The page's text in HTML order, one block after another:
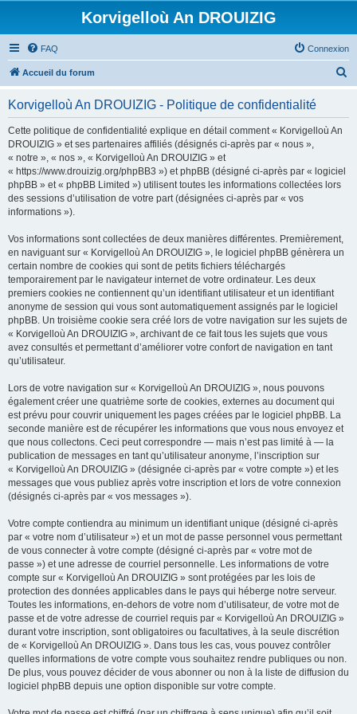
Korvigelloù An DROUIZIG
FAQ Connexion
Accueil du forum
Korvigelloù An DROUIZIG - Politique de confidentialité
Cette politique de confidentialité explique en détail comment « Korvigelloù An
DROUIZIG » et ses partenaires affiliés (désignés ci-après par « nous »,
« notre », « nos », « Korvigelloù An DROUIZIG » et
« https://www.drouizig.org/phpBB3 ») et phpBB (désigné ci-après par « logiciel
phpBB » et « phpBB Limited ») utilisent toutes les informations collectées lors
des sessions d’utilisation de votre part (désignées ci-après par « vos
informations »).
Vos informations sont collectées de deux manières différentes. Premièrement,
en naviguant sur « Korvigelloù An DROUIZIG », le logiciel phpBB génèrera un
certain nombre de cookies qui sont de petits fichiers téléchargés
temporairement par le navigateur internet de votre ordinateur. Les deux
premiers cookies ne contiennent qu’un identifiant utilisateur et un identifiant
anonyme de session qui vous sont automatiquement assignés par le logiciel
phpBB. Un troisième cookie sera créé lors de votre navigation sur les sujets de
« Korvigelloù An DROUIZIG », archivant de ce fait tous les sujets que vous
avez consultés et permettant d’améliorer votre confort de navigation en tant
qu’utilisateur.
Lors de votre navigation sur « Korvigelloù An DROUIZIG », nous pouvons
également créer une quatrième sorte de cookies, externes au document qui
est prévu pour couvrir uniquement les pages créées par le logiciel phpBB. La
seconde manière est de récupérer les informations que vous nous envoyez et
que nous collectons. Ceci peut correspondre — mais n’est pas limité à — la
publication de messages en tant qu’utilisateur anonyme, l’inscription sur
« Korvigelloù An DROUIZIG » (désignée ci-après par « votre compte ») et les
messages que vous publiez après votre inscription et lors de votre connexion
(désignés ci-après par « vos messages »).
Votre compte contiendra au minimum un identifiant unique (désigné ci-après
par « votre nom d’utilisateur ») et un mot de passe personnel vous permettant
de vous connecter à votre compte (désigné ci-après par « votre mot de
passe ») et une adresse de courriel personnelle. Les informations de votre
compte sur « Korvigelloù An DROUIZIG » sont protégées par les lois de
protection des données applicables dans le pays qui héberge notre serveur.
Toutes les informations, en-dehors de votre nom d’utilisateur, de votre mot de
passe et de votre adresse de courriel requis par « Korvigelloù An DROUIZIG »
durant votre inscription, sont obligatoires ou facultatives, à la seule discrétion
de « Korvigelloù An DROUIZIG ». Dans tous les cas, vous pouvez contrôler
quelles informations de votre compte vous souhaitez rendre publiques ou non.
De plus, vous pouvez décider de vous abonner ou non à la liste de diffusion du
logiciel phpBB depuis une option disponible sur votre compte.